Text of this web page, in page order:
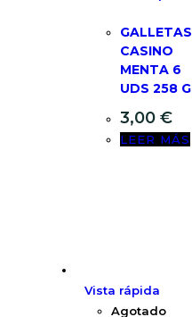
GALLETAS
CASINO
MENTA 6
UDS 258 G
3,00 €
LEER MÁS
Vista rápida
Agotado